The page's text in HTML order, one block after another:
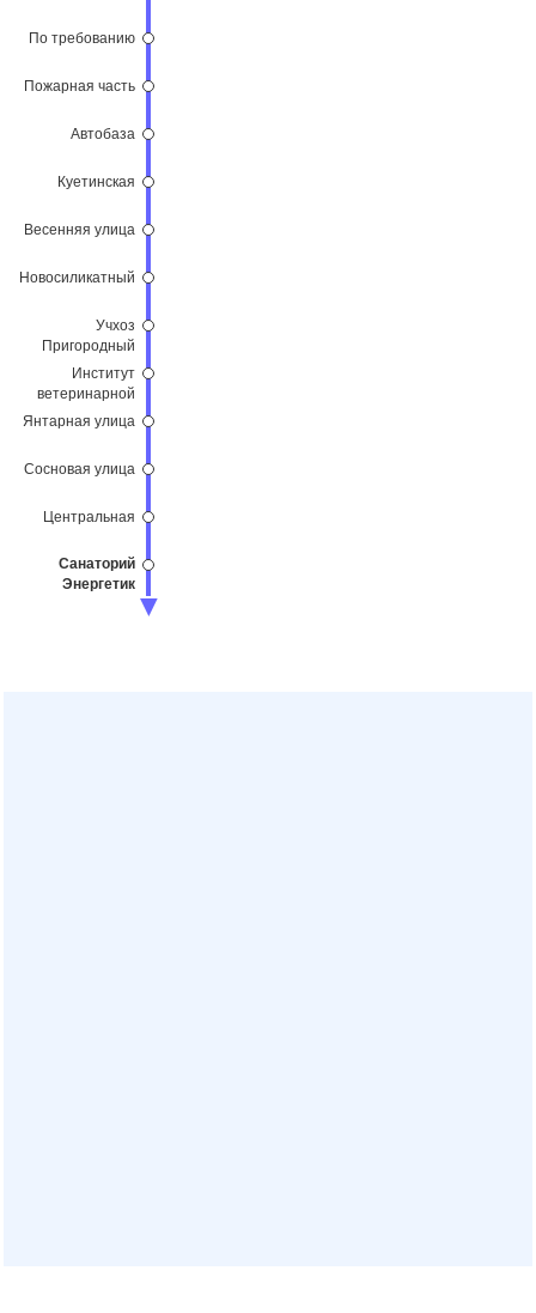
По требованию
Пожарная часть
Автобаза
Куетинская
Весенняя улица
Новосиликатный
Учхоз
Пригородный
Институт
ветеринарной
Янтарная улица
Сосновая улица
Центральная
Санаторий
Энергетик